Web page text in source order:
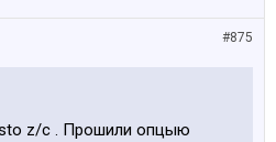
#875
z/c . Прошили опцыю